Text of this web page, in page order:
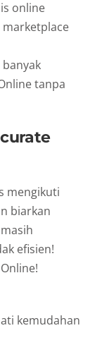
online
tanpa
mengikuti
biarkan
efisien!
kemudahan